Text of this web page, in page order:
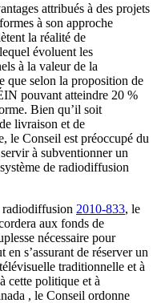
attribués à des projets
à son approche
la réalité de
évoluent les
à la valeur de la
que selon la proposition de
pouvant atteindre 20 %
Bien qu’il soit
livraison et de
le Conseil est préoccupé du
à subventionner un
de radiodiffusion
2010-833, le
aux fonds de
nécessaire pour
s’assurant de réserver un
traditionnelle et à
cette politique et à
, le Conseil ordonne